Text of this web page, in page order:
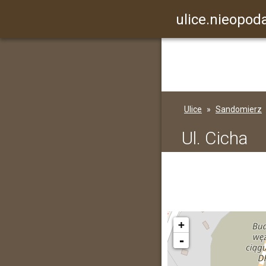
Ulice Sandomierz
Ul. Cicha
+
-